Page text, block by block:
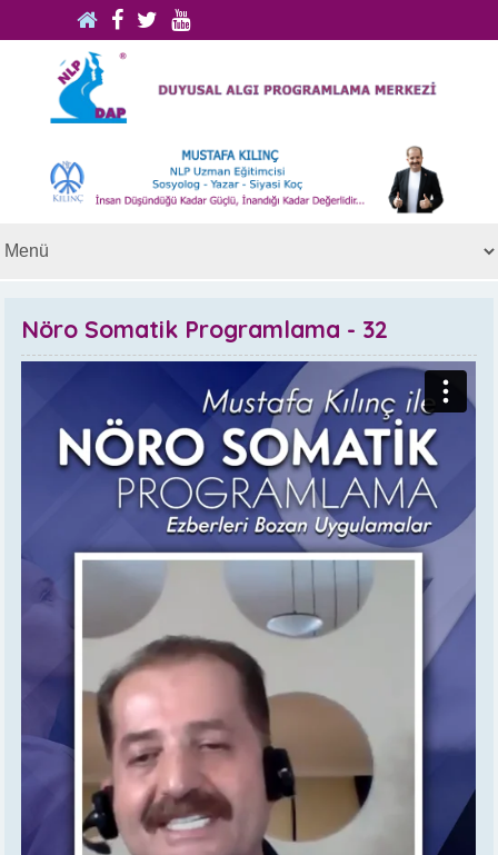
Nöro Somatik Programlama - 32